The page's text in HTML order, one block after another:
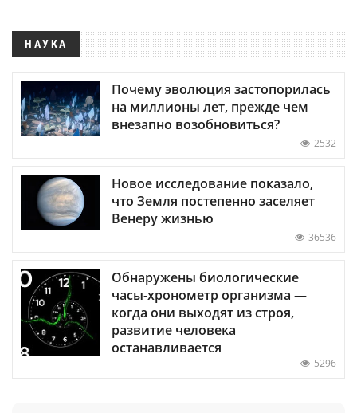
НАУКА
Почему эволюция застопорилась
на миллионы лет, прежде чем
внезапно возобновиться?
2532
Новое исследование показало,
что Земля постепенно заселяет
Венеру жизнью
36536
Обнаружены биологические
часы-хронометр организма —
когда они выходят из строя,
развитие человека
останавливается
5296